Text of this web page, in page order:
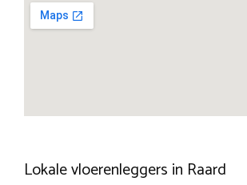
Lokale vloerenleggers in Raard